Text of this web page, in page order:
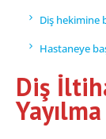
Diş hekimine
Hastaneye
Diş